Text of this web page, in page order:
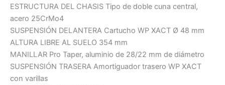
ESTRUCTURA DEL CHASIS Tipo de doble cuna central,
acero 25CrMo4
SUSPENSIÓN DELANTERA Cartucho WP XACT Ø 48 mm
ALTURA LIBRE AL SUELO 354 mm
MANILLAR Pro Taper, aluminio de 28/22 mm de diámetro
SUSPENSIÓN TRASERA Amortiguador trasero WP XACT
con varillas